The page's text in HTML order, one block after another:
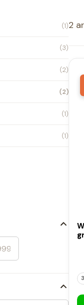
(1)
(3)
(2)
(2)
(1)
(1)
2